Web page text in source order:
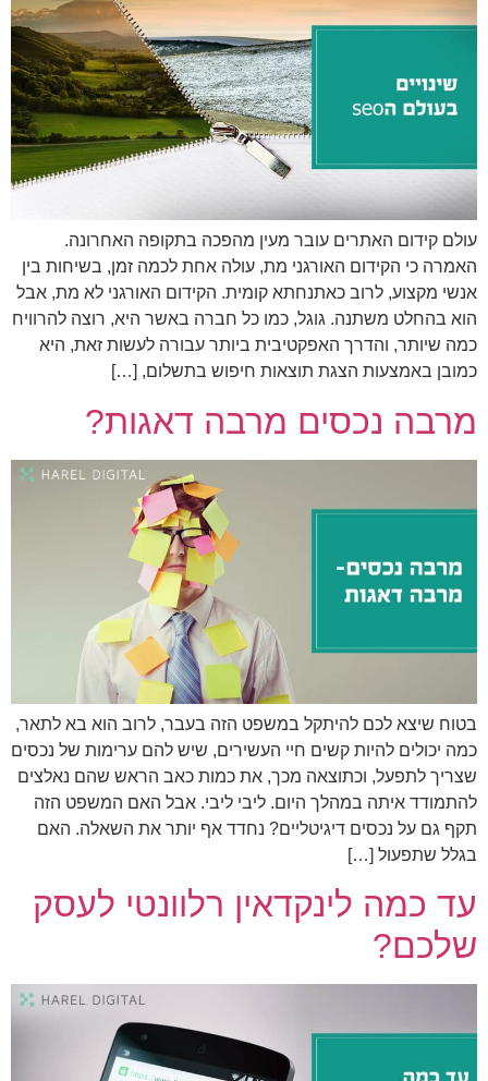
עולם קידום האתרים עובר מעין מהפכה בתקופה האחרונה.
האמרה כי הקידום האורגני מת, עולה אחת לכמה זמן, בשיחות בין
אנשי מקצוע, לרוב כאתנחתא קומית. הקידום האורגני לא מת, אבל
הוא בהחלט משתנה. גוגל, כמו כל חברה באשר היא, רוצה להרוויח
כמה שיותר, והדרך האפקטיבית ביותר עבורה לעשות זאת, היא
כמובן באמצעות הצגת תוצאות חיפוש בתשלום, […]
מרבה נכסים מרבה דאגות?
בטוח שיצא לכם להיתקל במשפט הזה בעבר, לרוב הוא בא לתאר,
כמה יכולים להיות קשים חיי העשירים, שיש להם ערימות של נכסים
שצריך לתפעל, וכתוצאה מכך, את כמות כאב הראש שהם נאלצים
להתמודד איתה במהלך היום. ליבי ליבי. אבל האם המשפט הזה
תקף גם על נכסים דיגיטליים? נחדד אף יותר את השאלה. האם
בגלל שתפעול […]
עד כמה לינקדאין רלוונטי לעסק
שלכם?